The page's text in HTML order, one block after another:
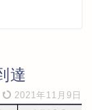
達
2021年11月9日